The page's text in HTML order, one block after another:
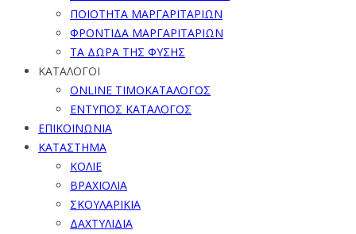
ΠΟΙΟΤΗΤΑ ΜΑΡΓΑΡΙΤΑΡΙΩΝ
ΦΡΟΝΤΙΔΑ ΜΑΡΓΑΡΙΤΑΡΙΩΝ
ΤΑ ΔΩΡΑ ΤΗΣ ΦΥΣΗΣ
ΚΑΤΑΛΟΓΟΙ
ONLINE ΤΙΜΟΚΑΤΑΛΟΓΟΣ
ΕΝΤΥΠΟΣ ΚΑΤΑΛΟΓΟΣ
ΕΠΙΚΟΙΝΩΝΙΑ
ΚΑΤΑΣΤΗΜΑ
ΚΟΛΙΕ
ΒΡΑΧΙΟΛΙΑ
ΣΚΟΥΛΑΡΙΚΙΑ
ΔΑΧΤΥΛΙΔΙΑ